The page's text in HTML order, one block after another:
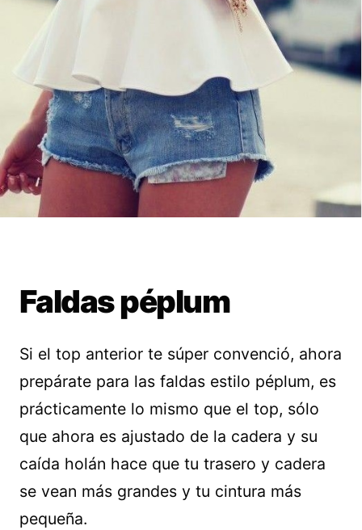
Faldas péplum
Si el top anterior te súper convenció, ahora
prepárate para las faldas estilo péplum, es
prácticamente lo mismo que el top, sólo
que ahora es ajustado de la cadera y su
caída holán hace que tu trasero y cadera
se vean más grandes y tu cintura más
pequeña.